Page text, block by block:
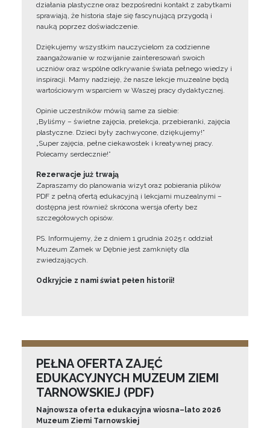
działania plastyczne oraz bezpośredni kontakt z zabytkami
sprawiają, że historia staje się fascynującą przygodą i
nauką poprzez doświadczenie.
Dziękujemy wszystkim nauczycielom za codzienne
zaangażowanie w rozwijanie zainteresowań swoich
uczniów oraz wspólne odkrywanie świata pełnego wiedzy i
inspiracji. Mamy nadzieję, że nasze lekcje muzealne będą
wartościowym wsparciem w Waszej pracy dydaktycznej.
Opinie uczestników mówią same za siebie:
„Byliśmy – świetne zajęcia, prelekcja, przebieranki, zajęcia
plastyczne. Dzieci były zachwycone, dziękujemy!”
„Super zajęcia, pełne ciekawostek i kreatywnej pracy.
Polecamy serdecznie!”
Rezerwacje już trwają
Zapraszamy do planowania wizyt oraz pobierania plików
PDF z pełną ofertą edukacyjną i lekcjami muzealnymi –
dostępna jest również skrócona wersja oferty bez
szczegółowych opisów.
PS. Informujemy, że z dniem 1 grudnia 2025 r. oddział
Muzeum Zamek w Dębnie jest zamknięty dla
zwiedzających.
Odkryjcie z nami świat pełen historii!
PEŁNA OFERTA ZAJĘĆ
EDUKACYJNYCH MUZEUM ZIEMI
TARNOWSKIEJ (PDF)
Najnowsza oferta edukacyjna wiosna–lato 2026
Muzeum Ziemi Tarnowskiej